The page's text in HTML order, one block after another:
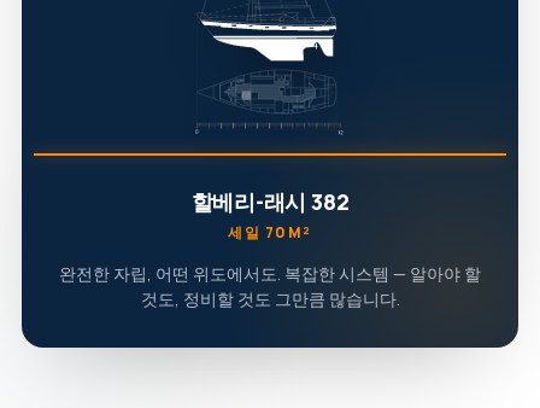
할베리-래시 382
세일 70M²
완전한 자립, 어떤 위도에서도. 복잡한 시스템 — 알아야 할
것도, 정비할 것도 그만큼 많습니다.